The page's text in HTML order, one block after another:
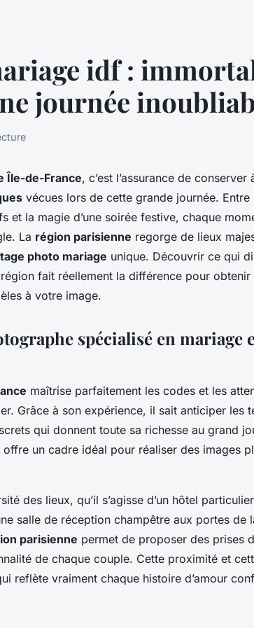
idf :
journée
Île-de-France, c’est l’assurance de conserver
vécues lors de cette grande journée. Entre
et la magie d’une soirée festive, chaque
La région parisienne regorge de lieux
photo mariage unique. Découvrir ce qui
fait réellement la différence pour obtenir
à votre image.
spécialisé en mariage
maîtrise parfaitement les codes et les
Grâce à son expérience, il sait anticiper les
qui donnent toute sa richesse au grand
offre un cadre idéal pour réaliser des images
des lieux, qu’il s’agisse d’un hôtel
salle de réception champêtre aux portes de
parisienne permet de proposer des prises
de chaque couple. Cette proximité et
reflète vraiment chaque histoire d’amour